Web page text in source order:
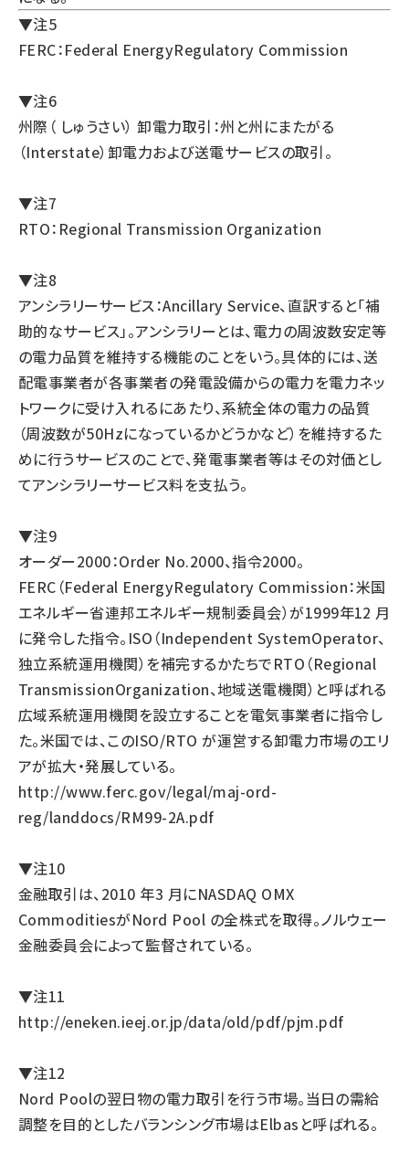
▼注5
FERC：Federal EnergyRegulatory Commission
▼注6
州際（ しゅうさい） 卸電力取引：州と州にまたがる
（Interstate）卸電力および送電サービスの取引。
▼注7
RTO：Regional Transmission Organization
▼注8
アンシラリーサービス：Ancillary Service、直訳すると「補
助的なサービス」。アンシラリーとは、電力の周波数安定等
の電力品質を維持する機能のことをいう。具体的には、送
配電事業者が各事業者の発電設備からの電力を電力ネッ
トワークに受け入れるにあたり、系統全体の電力の品質
（周波数が50Hzになっているかどうかなど）を維持するた
めに行うサービスのことで、発電事業者等はその対価とし
てアンシラリーサービス料を支払う。
▼注9
オーダー2000：Order No.2000、指令2000。
FERC（Federal EnergyRegulatory Commission：米国
エネルギー省連邦エネルギー規制委員会）が1999年12 月
に発令した指令。ISO（Independent SystemOperator、
独立系統運用機関）を補完するかたちでRTO（Regional
TransmissionOrganization、地域送電機関）と呼ばれる
広域系統運用機関を設立することを電気事業者に指令し
た。米国では、このISO/RTO が運営する卸電力市場のエリ
アが拡大・発展している。
http://www.ferc.gov/legal/maj-ord-
reg/landdocs/RM99-2A.pdf
▼注10
金融取引は、2010 年3 月にNASDAQ OMX
CommoditiesがNord Pool の全株式を取得。ノルウェー
金融委員会によって監督されている。
▼注11
http://eneken.ieej.or.jp/data/old/pdf/pjm.pdf
▼注12
Nord Poolの翌日物の電力取引を行う市場。当日の需給
調整を目的としたバランシング市場はElbasと呼ばれる。